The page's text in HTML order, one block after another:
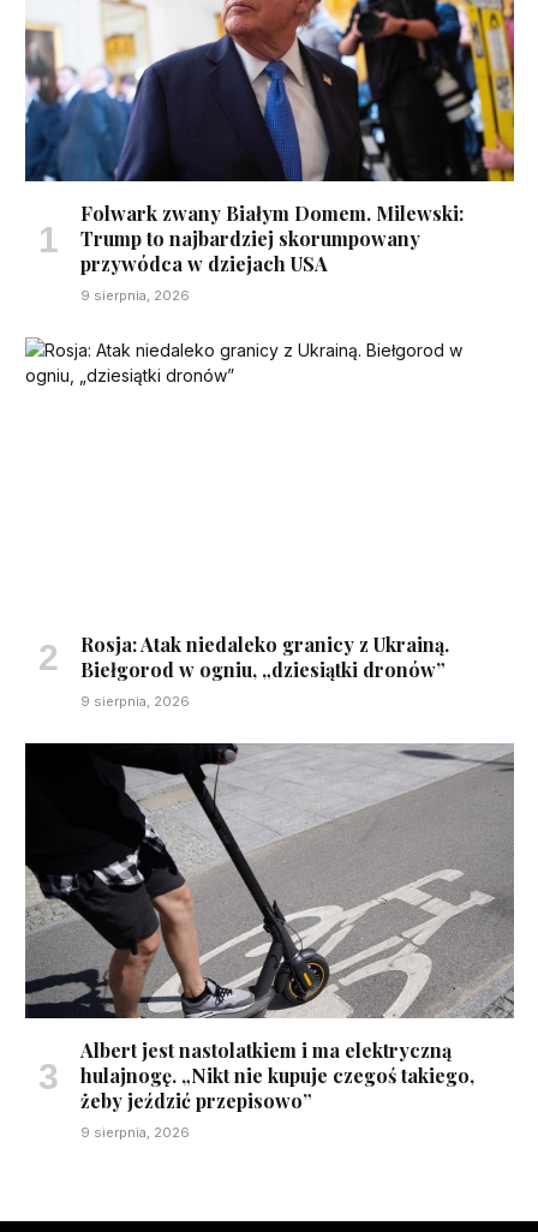
Folwark zwany Białym Domem. Milewski:
Trump to najbardziej skorumpowany
przywódca w dziejach USA
9 sierpnia, 2026
Rosja: Atak niedaleko granicy z Ukrainą.
Biełgorod w ogniu, „dziesiątki dronów”
9 sierpnia, 2026
Albert jest nastolatkiem i ma elektryczną
hulajnogę. „Nikt nie kupuje czegoś takiego,
żeby jeździć przepisowo”
9 sierpnia, 2026